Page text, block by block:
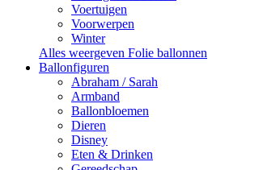
Voertuigen
Voorwerpen
Winter
Alles weergeven Folie ballonnen
Ballonfiguren
Abraham / Sarah
Armband
Ballonbloemen
Dieren
Disney
Eten & Drinken